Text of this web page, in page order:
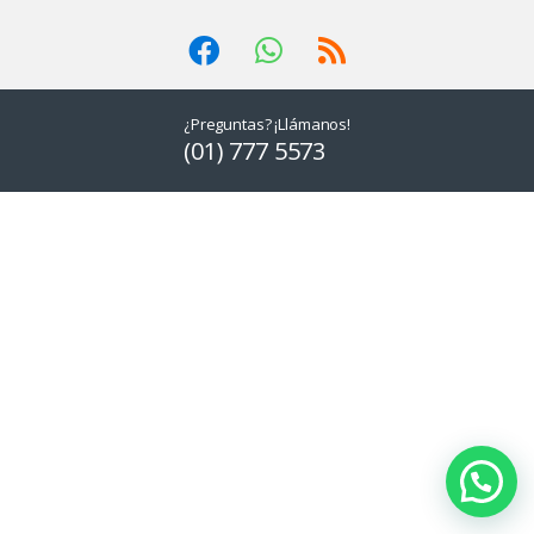
¿Preguntas? ¡Llámanos!
(01) 777 5573